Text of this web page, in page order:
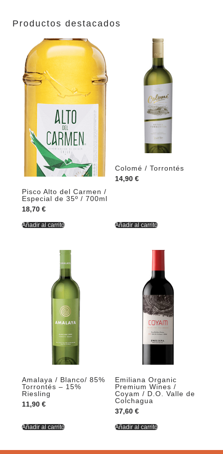
Productos destacados
Pisco Alto del Carmen /
Especial de 35º / 700ml
18,70€
Añadir al carrito
Colomé / Torrontés
14,90€
Añadir al carrito
Amalaya / Blanco/ 85%
Torrontés – 15%
Riesling
11,90€
Añadir al carrito
Emiliana Organic
Premium Wines /
Coyam / D.O. Valle de
Colchagua
37,60€
Añadir al carrito